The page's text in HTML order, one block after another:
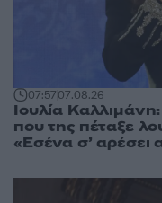
07:5707.08.26
Ιουλία
που της πέταξε
«Εσένα σ’ αρέσει